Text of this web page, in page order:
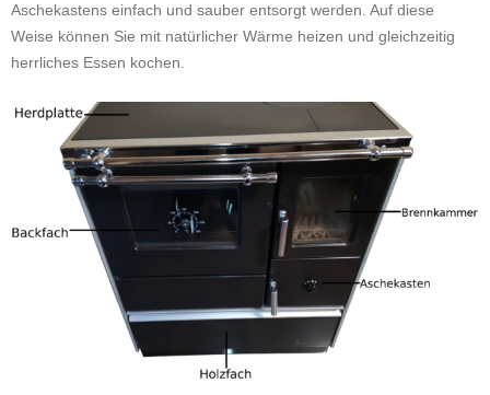
Aschekastens einfach und sauber entsorgt werden. Auf diese
Weise können Sie mit natürlicher Wärme heizen und gleichzeitig
herrliches Essen kochen.